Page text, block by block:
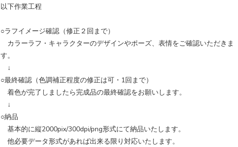
以下作業工程
○ラフイメージ確認（修正２回まで）
カラーラフ・キャラクターのデザインやポーズ、表情をご確認いただきま
す。
↓
○最終確認（色調補正程度の修正は可・1回まで）
着色が完了しましたら完成品の最終確認をお願いします。
↓
○納品
基本的に縦2000pix/300dpi/png形式にて納品いたします。
他必要データ形式があれば出来る限り対応いたします。